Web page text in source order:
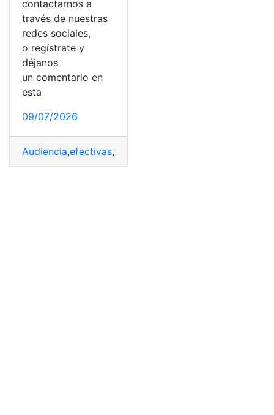
contactarnos a
través de nuestras
redes sociales,
o regístrate y
déjanos
un comentario en
esta
09/07/2026
Audiencia,efectivas,formas